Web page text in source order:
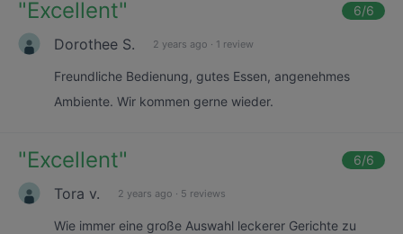
"Excellent" 6/6
Dorothee S. 2 years ago · 1 review
Freundliche Bedienung, gutes Essen, angenehmes
Ambiente. Wir kommen gerne wieder.
"Excellent" 6/6
Tora v. 2 years ago · 5 reviews
Wie immer eine große Auswahl leckerer Gerichte zu